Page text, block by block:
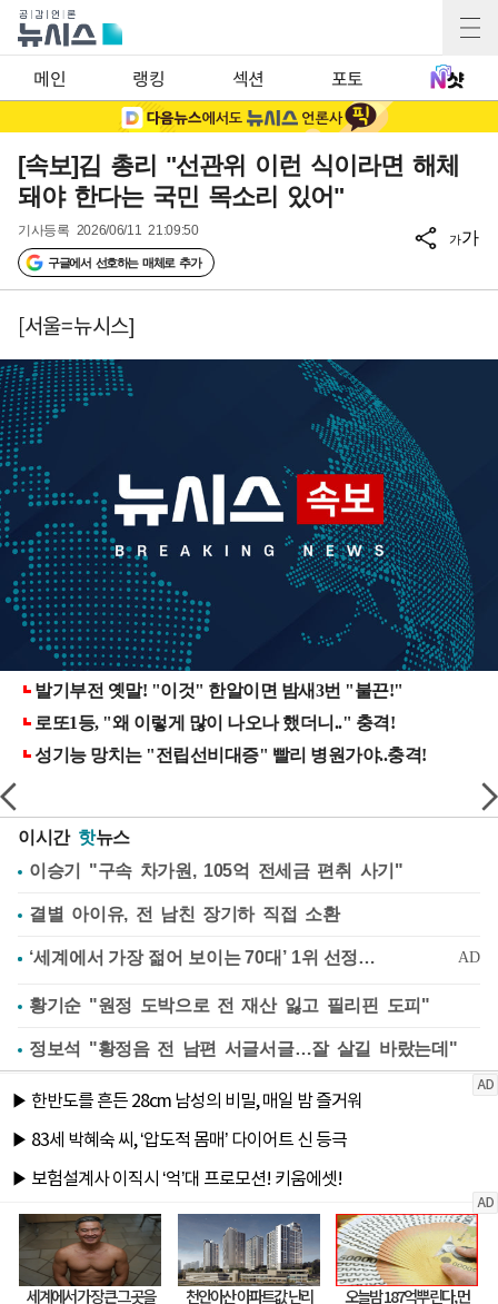
메인 랭킹 섹션 포토
[속보]김 총리 "선관위 이런 식이라면 해체
돼야 한다는 국민 목소리 있어"
기사등록 2026/06/11 21:09:50
구글에서 선호하는 매체로 추가
가가
[서울=뉴시스]
이시간 핫뉴스
이승기 "구속 차가원, 105억 전세금 편취 사기"
결별 아이유, 전 남친 장기하 직접 소환
황기순 "원정 도박으로 전 재산 잃고 필리핀 도피"
정보석 "황정음 전 남편 서글서글…잘 살길 바랐는데"